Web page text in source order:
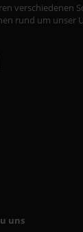
verschiedenen
rund um unser
uns